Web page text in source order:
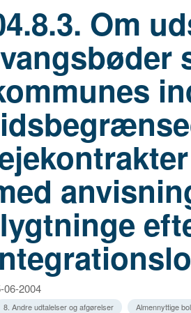
Om
06-2004
8. Andre udtalelser og afgørelser Almennyttige